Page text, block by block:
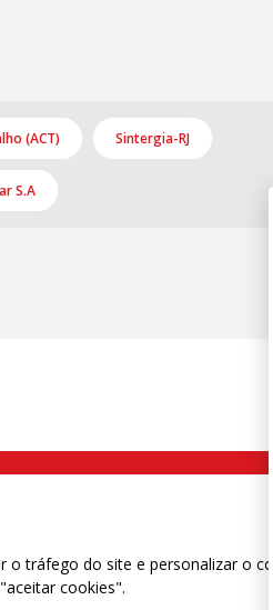
(ACT) Sintergia-RJ
S.A
Fax (11) 2108 9310
tráfego do site e personalizar o
cookies".